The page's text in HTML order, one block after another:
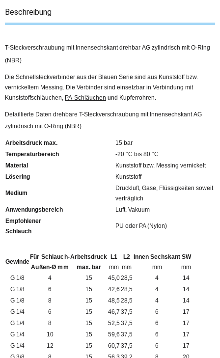
Beschreibung
T-Steckverschraubung mit Innensechskant drehbar AG zylindrisch mit O-Ring
(NBR)
Die Schnellsteckverbinder aus der Blauen Serie sind aus Kunststoff bzw.
vernickeltem Messing. Die Verbinder sind einsetzbar in Verbindung mit
Kunststoffschläuchen, PA-Schläuchen und Kupferrohren.
Detaillierte Daten drehbare T-Steckverschraubung mit Innensechskant AG
zylindrisch mit O-Ring (NBR)
Arbeitsdruck max.
15 bar
Temperaturbereich
-20 °C bis 80 °C
Material
Kunststoff bzw. Messing vernickelt
Lösering
Kunststoff
Medium
Druckluft, Gase, Flüssigkeiten soweit
verträglich
Anwendungsbereich
Luft, Vakuum
Empfohlener
Schlauch
PU oder PA (Nylon)
Gewinde
Für Schlauch-
Außen-Ø mm
Arbeitsdruck
max. bar
L1
mm
L2
mm
Innen Sechskant
mm
SW
mm
G 1/8
4 15 45,028,5 4
14
G 1/8
6 15 42,6 28,5 4
14
G 1/8
8 15 48,528,5 4
14
G 1/4
6 15 46,7 37,5 6
17
G 1/4
8 15 52,537,5 6
17
G 1/4
10 15 59,6 37,5 6
17
G 1/4
12 15 60,7 37,5 6
17